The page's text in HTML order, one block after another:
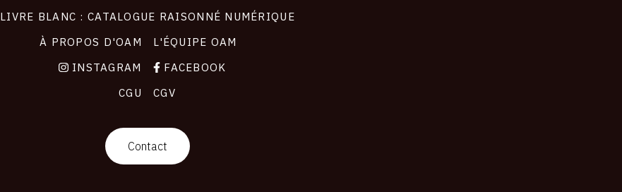
LIVRE BLANC : CATALOGUE RAISONNÉ NUMÉRIQUE
À PROPOS D'OAM
L'ÉQUIPE OAM
INSTAGRAM
FACEBOOK
CGU
CGV
Contact